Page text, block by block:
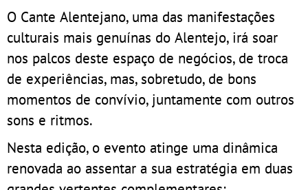
O Cante Alentejano, uma das manifestações
culturais mais genuínas do Alentejo, irá soar
nos palcos deste espaço de negócios, de troca
de experiências, mas, sobretudo, de bons
momentos de convívio, juntamente com outros
sons e ritmos.
Nesta edição, o evento atinge uma dinâmica
renovada ao assentar a sua estratégia em duas